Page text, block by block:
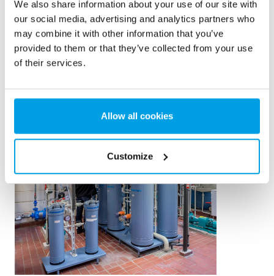
We also share information about your use of our site with
our social media, advertising and analytics partners who
may combine it with other information that you’ve
provided to them or that they’ve collected from your use
of their services.
Allow all cookies
Customize
Infos zu mobilen
Wasseraufbereitungsanlagen anzeigen